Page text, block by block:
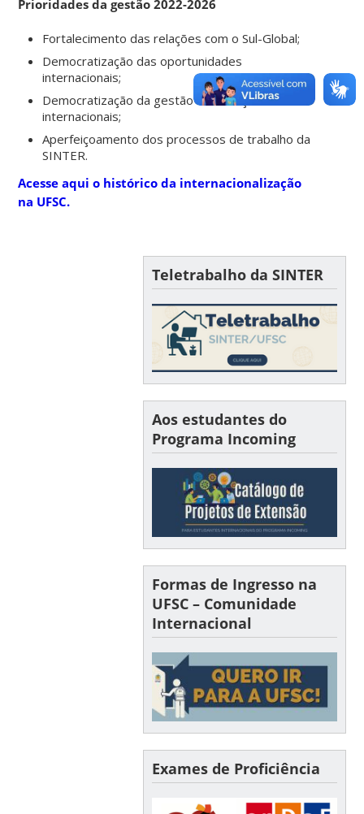
Prioridades da gestão 2022-2026
Fortalecimento das relações com o Sul-Global;
Democratização das oportunidades
internacionais;
Democratização da gestão das relações
internacionais;
Aperfeiçoamento dos processos de trabalho da
SINTER.
Acesse aqui o histórico da internacionalização
na UFSC.
Teletrabalho da SINTER
Aos estudantes do
Programa Incoming
Formas de Ingresso na
UFSC – Comunidade
Internacional
Exames de Proficiência